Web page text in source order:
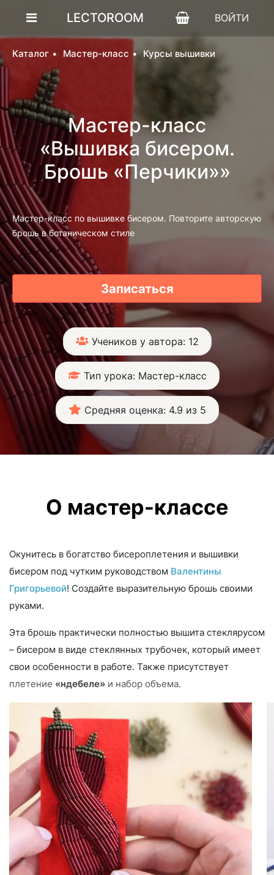
LECTOROOM ВОЙТИ
Каталог Мастер-класс Курсы вышивки
Мастер-класс
«Вышивка бисером.
Брошь «Перчики»»
Мастер-класс по вышивке бисером. Повторите авторскую
брошь в ботаническом стиле
Записаться
Учеников у автора: 12
Тип урока: Мастер-класс
Средняя оценка: 4.9 из 5
О мастер-классе
Окунитесь в богатство бисероплетения и вышивки
бисером под чутким руководством Валентины
Григорьевой! Создайте выразительную брошь своими
руками.
Эта брошь практически полностью вышита стеклярусом
– бисером в виде стеклянных трубочек, который имеет
свои особенности в работе. Также присутствует
плетение «ндебеле» и набор объема.